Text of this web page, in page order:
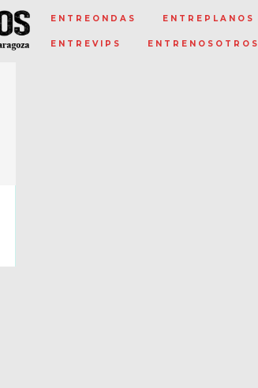
ENTREONDAS ENTREPLANOS
ENTREVIPS ENTRENOSOTROS